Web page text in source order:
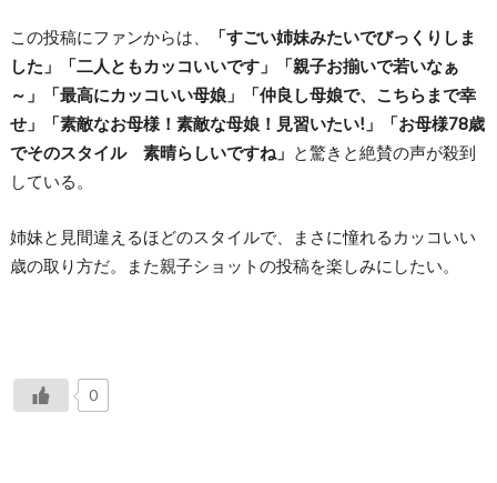
この投稿にファンからは、
「すごい姉妹みたいでびっくりしま
した」「二人ともカッコいいです」「親子お揃いで若いなぁ
～」「最高にカッコいい母娘」「仲良し母娘で、こちらまで幸
せ」「素敵なお母様！素敵な母娘！見習いたい!」「お母様78歳
でそのスタイル 素晴らしいですね」 と驚きと絶賛の声が殺到
している。
姉妹と見間違えるほどのスタイルで、まさに憧れるカッコいい
歳の取り方だ。また親子ショットの投稿を楽しみにしたい。
0